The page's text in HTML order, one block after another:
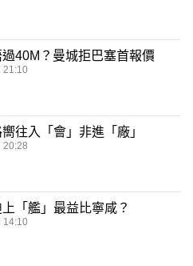
40M？曼城拒巴塞首報價
21:10
往入「會」非進「廠」
20:28
「艦」最益比寧咸？
14:10